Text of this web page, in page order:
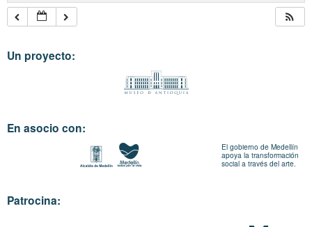
Un proyecto:
En asocio con:
El gobierno de Medellín
apoya la transformación
social a través del arte.
Patrocina: